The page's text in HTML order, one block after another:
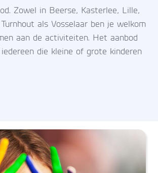
Zowel in Beerse, Kasterlee, Lille,
als Vosselaar ben je welkom
aan de activiteiten. Het aanbod
die kleine of grote kinderen